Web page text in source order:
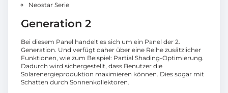
Neostar Serie
Generation 2
Bei diesem Panel handelt es sich um ein Panel der 2.
Generation. Und verfügt daher über eine Reihe zusätzlicher
Funktionen, wie zum Beispiel: Partial Shading-Optimierung.
Dadurch wird sichergestellt, dass Benutzer die
Solarenergieproduktion maximieren können. Dies sogar mit
Schatten durch Sonnenkollektoren.